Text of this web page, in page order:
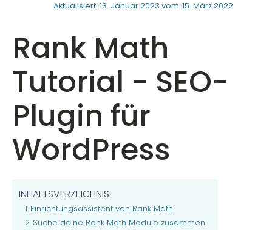
Aktualisiert: 13. Januar 2023 vom 15. März 2022
Rank Math
Tutorial - SEO-
Plugin für
WordPress
INHALTSVERZEICHNIS
Einrichtungsassistent von Rank Math
Suche deine Rank Math Module zusammen